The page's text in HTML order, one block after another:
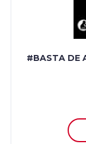
#BASTA DE